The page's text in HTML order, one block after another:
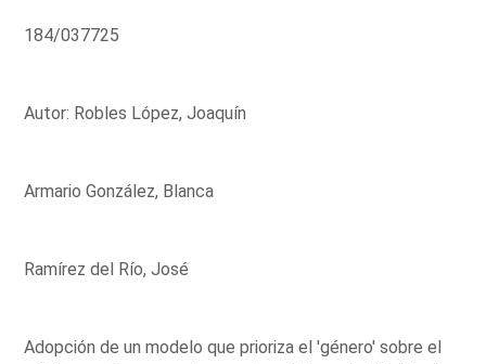
184/037725
Autor: Robles López, Joaquín
Armario González, Blanca
Ramírez del Río, José
Adopción de un modelo que prioriza el 'género' sobre el